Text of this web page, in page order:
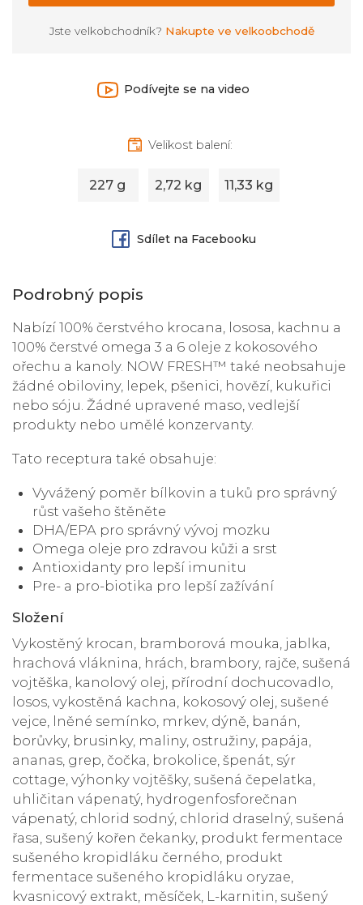
Jste velkobchodník? Nakupte ve velkoobchodě
Podívejte se na video
Velikost balení:
227 g 2,72 kg 11,33 kg
Sdílet na Facebooku
Podrobný popis
Nabízí 100% čerstvého krocana, lososa, kachnu a
100% čerstvé omega 3 a 6 oleje z kokosového
ořechu a kanoly. NOW FRESH™ také neobsahuje
žádné obiloviny, lepek, pšenici, hovězí, kukuřici
nebo sóju. Žádné upravené maso, vedlejší
produkty nebo umělé konzervanty.
Tato receptura také obsahuje:
Vyvážený poměr bílkovin a tuků pro správný
růst vašeho štěněte
DHA/EPA pro správný vývoj mozku
Omega oleje pro zdravou kůži a srst
Antioxidanty pro lepší imunitu
Pre- a pro-biotika pro lepší zažívání
Složení
Vykostěný krocan, bramborová mouka, jablka,
hrachová vláknina, hrách, brambory, rajče, sušená
vojtěška, kanolový olej, přírodní dochucovadlo,
losos, vykostěná kachna, kokosový olej, sušené
vejce, lněné semínko, mrkev, dýně, banán,
borůvky, brusinky, maliny, ostružiny, papája,
ananas, grep, čočka, brokolice, špenát, sýr
cottage, výhonky vojtěšky, sušená čepelatka,
uhličitan vápenatý, hydrogenfosforečnan
vápenatý, chlorid sodný, chlorid draselný, sušená
řasa, sušený kořen čekanky, produkt fermentace
sušeného kropidláku černého, produkt
fermentace sušeného kropidláku oryzae,
kvasnicový extrakt, měsíček, L-karnitin, sušený